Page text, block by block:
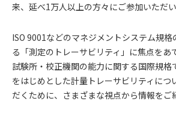
来、延べ1万人以上の方々にご参加いただい
ISO 9001などのマネジメントシステム規
る「測定のトレーサビリティ」に焦点をあ
試験所・校正機関の能力に関する国際規格
をはじめとした計量トレーサビリティにつ
だくために、さまざまな視点から情報をご